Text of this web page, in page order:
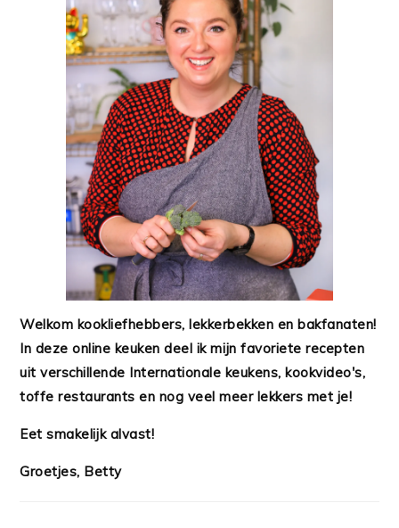
Welkom kookliefhebbers, lekkerbekken en bakfanaten!
In deze online keuken deel ik mijn favoriete recepten
uit verschillende Internationale keukens, kookvideo's,
toffe restaurants en nog veel meer lekkers met je!
Eet smakelijk alvast!
Groetjes, Betty